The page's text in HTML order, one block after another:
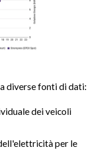
diverse fonti di dati:
dei veicoli
per le